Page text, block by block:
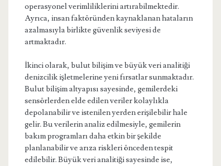
operasyonel verimliliklerini artırabilmektedir.
Ayrıca, insan faktöründen kaynaklanan hataların
azalmasıyla birlikte güvenlik seviyesi de
artmaktadır.
İkinci olarak, bulut bilişim ve büyük veri analitiği
denizcilik işletmelerine yeni fırsatlar sunmaktadır.
Bulut bilişim altyapısı sayesinde, gemilerdeki
sensörlerden elde edilen veriler kolaylıkla
depolanabilir ve istenilen yerden erişilebilir hale
gelir. Bu verilerin analiz edilmesiyle, gemilerin
bakım programları daha etkin bir şekilde
planlanabilir ve arıza riskleri önceden tespit
edilebilir. Büyük veri analitiği sayesinde ise,